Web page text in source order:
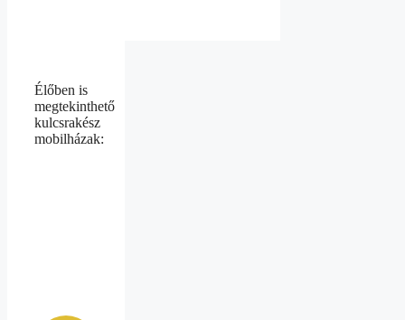
Élőben is
megtekinthető
kulcsrakész
mobilházak: